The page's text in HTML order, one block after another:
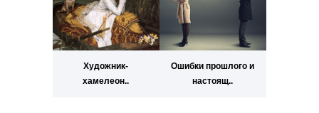
Художник-
хамелеон..
Ошибки прошлого и
настоящ..